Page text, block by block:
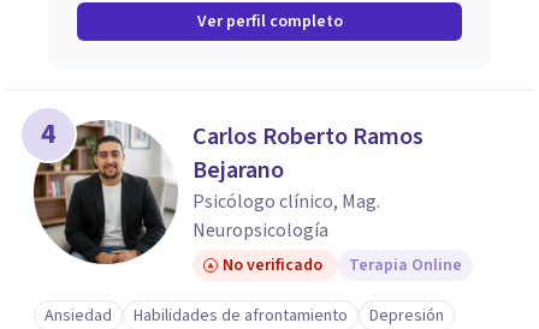
Ver perfil completo
4
Carlos Roberto Ramos
Bejarano
Psicólogo clínico, Mag.
Neuropsicología
No verificado Terapia Online
Ansiedad Habilidades de afrontamiento
Depresión